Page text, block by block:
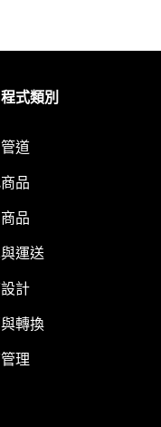
式類別
道
品
品
運送
計
轉換
理